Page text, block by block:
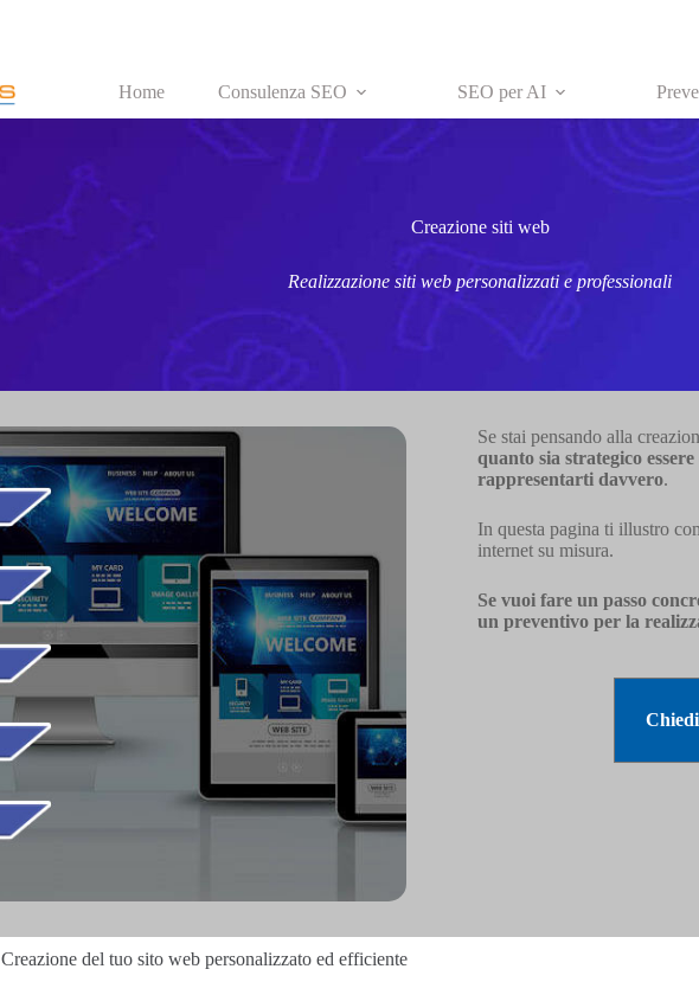
Home Consulenza SEO SEO per AI
Creazione siti web
Realizzazione siti web personalizzati e professionali
Se stai pensando alla
quanto sia strategico
rappresentarti davvero.
In questa pagina ti illustro
internet su misura.
Se vuoi fare un passo
un preventivo per la
Creazione del tuo sito web personalizzato ed efficiente